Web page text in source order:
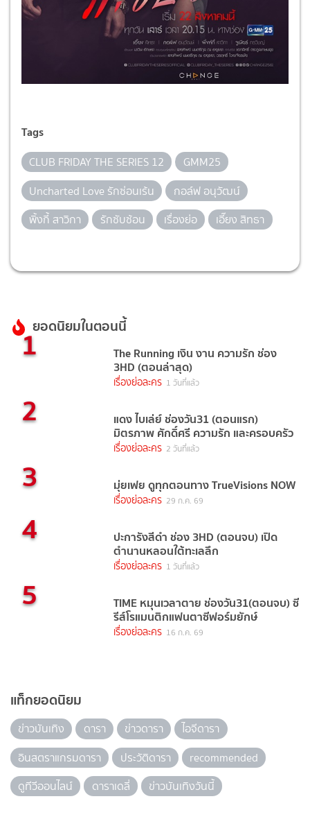
Tags
CLUB FRIDAY THE SERIES 12
GMM25
Uncharted Love รักซ่อนเร้น
กอล์ฟ อนุวัฒน์
พิ้งกี้ สาวิกา
รักซับซ้อน เรื่องย่อ เอี๊ยง สิทธา
ยอดนิยมในตอนนี้
1 The Running เงิน งาน ความรัก ช่อง
3HD (ตอนล่าสุด)
เรื่องย่อละคร 1 วันที่แล้ว
2 แดง ไบเล่ย์ ช่องวัน31 (ตอนแรก)
มิตรภาพ ศักดิ์ศรี ความรัก และครอบครัว
เรื่องย่อละคร 2 วันที่แล้ว
3 มุ่ยเฟย ดูทุกตอนทาง TrueVisions NOW
เรื่องย่อละคร 29 ก.ค. 69
4 ปะการังสีดำ ช่อง 3HD (ตอนจบ) เปิด
ตำนานหลอนใต้ทะเลลึก
เรื่องย่อละคร 1 วันที่แล้ว
5 TIME หมุนเวลาตาย ช่องวัน31(ตอนจบ) ซี
รีส์โรแมนติกแฟนตาซีฟอร์มยักษ์
เรื่องย่อละคร 16 ก.ค. 69
แท็กยอดนิยม
ข่าวบันเทิง ดารา ข่าวดารา
ไอจีดารา
อินสตราแกรมดารา
ประวัติดารา
recommended
ดูทีวีออนไลน์
ดาราเดลี่ ข่าวบันเทิงวันนี้